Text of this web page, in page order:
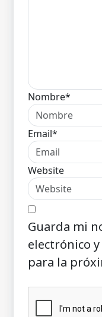
Nombre*
Email*
Website
Guarda mi
electrónico
para la